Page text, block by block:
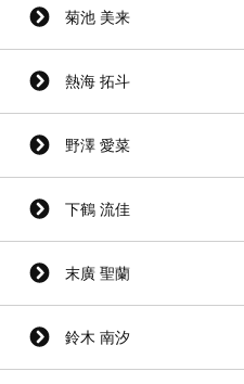
菊池 美来
熱海 拓斗
野澤 愛菜
下鶴 流佳
末廣 聖蘭
鈴木 南汐